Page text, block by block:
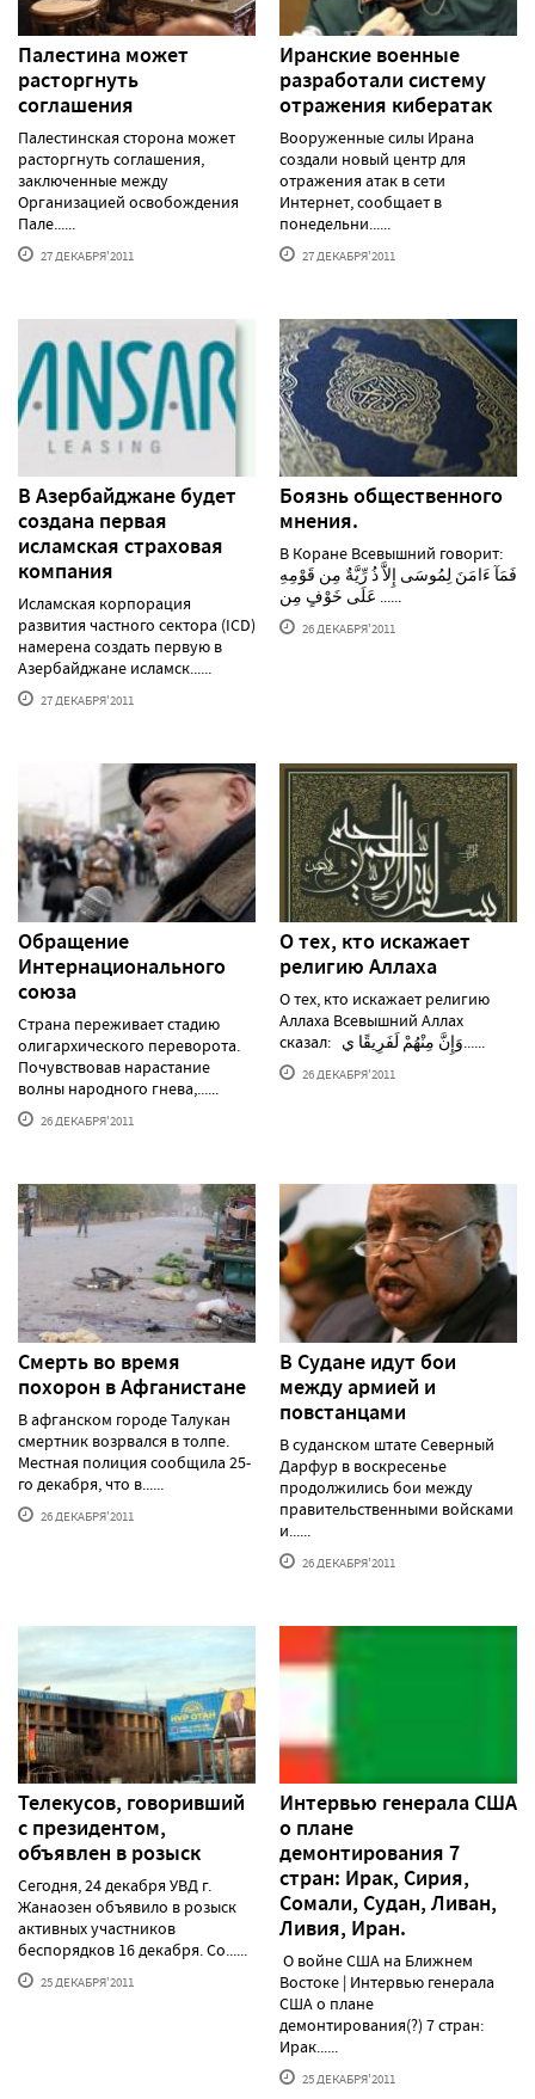
Палестина может
расторгнуть
соглашения
Палестинская сторона может
расторгнуть соглашения,
заключенные между
Организацией освобождения
Пале......
27 ДЕКАБРЯ'2011
Иранские военные
разработали систему
отражения кибератак
Вооруженные силы Ирана
создали новый центр для
отражения атак в сети
Интернет, сообщает в
понедельни......
27 ДЕКАБРЯ'2011
В Азербайджане будет
создана первая
исламская страховая
компания
Исламская корпорация
развития частного сектора (ICD)
намерена создать первую в
Азербайджане исламск......
27 ДЕКАБРЯ'2011
Боязнь общественного
мнения.
В Коране Всевышний говорит:
فَمَآ ءَامَنَ لِمُوسَى إِلاَّ ذُ رِّيَّةٌ مِن قَوْمِهِ
عَلَى خَوْفٍ مِن ......
26 ДЕКАБРЯ'2011
Обращение
Интернационального
союза
Страна переживает стадию
олигархического переворота.
Почувствовав нарастание
волны народного гнева,......
26 ДЕКАБРЯ'2011
О тех, кто искажает
религию Аллаха
О тех, кто искажает религию
Аллаха Всевышний Аллах
сказал: وَإِنَّ مِنْهُمْ لَفَرِيقًا ي......
26 ДЕКАБРЯ'2011
Смерть во время
похорон в Афганистане
В афганском городе Талукан
смертник возрвался в толпе.
Местная полиция сообщила 25-
го декабря, что в......
26 ДЕКАБРЯ'2011
В Судане идут бои
между армией и
повстанцами
В суданском штате Северный
Дарфур в воскресенье
продолжились бои между
правительственными войсками
и......
26 ДЕКАБРЯ'2011
Телекусов, говоривший
с президентом,
объявлен в розыск
Сегодня, 24 декабря УВД г.
Жанаозен объявило в розыск
активных участников
беспорядков 16 декабря. Со......
25 ДЕКАБРЯ'2011
Интервью генерала США
о плане
демонтирования 7
стран: Ирак, Сирия,
Сомали, Судан, Ливан,
Ливия, Иран.
О войне США на Ближнем
Востоке | Интервью генерала
США о плане
демонтирования(?) 7 стран:
Ирак......
25 ДЕКАБРЯ'2011